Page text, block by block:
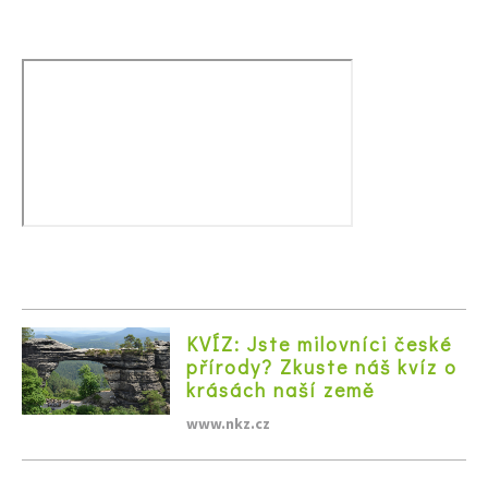
Naše krásná zahrada
KVÍZ: Jste milovníci české
přírody? Zkuste náš kvíz o
krásách naší země
www.nkz.cz